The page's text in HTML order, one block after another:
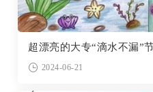
超漂亮的大专“滴水不漏”
2024-06-21